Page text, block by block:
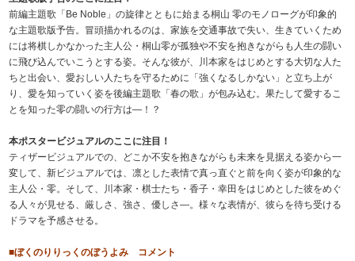
前編主題歌「Be Noble」の旋律とともに始まる桐山 零のモノローグが印象的
な主題歌版予告。冒頭描かれるのは、家族を交通事故で失い、生きていくため
には将棋しかなかった主人公・桐山零が孤独や不安を抱きながらも人生の闘い
に飛び込んでいこうとする姿。そんな彼が、川本家をはじめとする大切な人た
ちと出会い、愛おしい人たちを守るために「強くなるしかない」と立ち上が
り、愛を知っていく姿を後編主題歌「春の歌」が包み込む。果たして愛するこ
とを知った零の闘いの行方は―！？
本ポスタービジュアルのここに注目！
ティザービジュアルでの、どこか不安を抱きながらも未来を見据える姿から一
変して、新ビジュアルでは、凛とした表情で真っ直ぐと前を向く姿が印象的な
主人公・零。そして、川本家・棋士たち・香子・幸田をはじめとした彼をめぐ
る人々が見せる、厳しさ、強さ、優しさ―。様々な表情が、彼らを待ち受ける
ドラマを予感させる。
■ぼくのりりっくのぼうよみ コメント